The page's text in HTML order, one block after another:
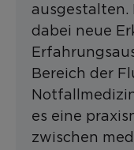
dabei neue
Bereich der
es eine
zwischen